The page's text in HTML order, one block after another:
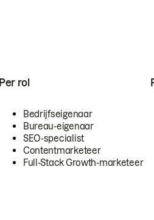
Per rol
Bedrijfseigenaar
Bureau-eigenaar
SEO-specialist
Contentmarketeer
Full-Stack Growth-marketeer